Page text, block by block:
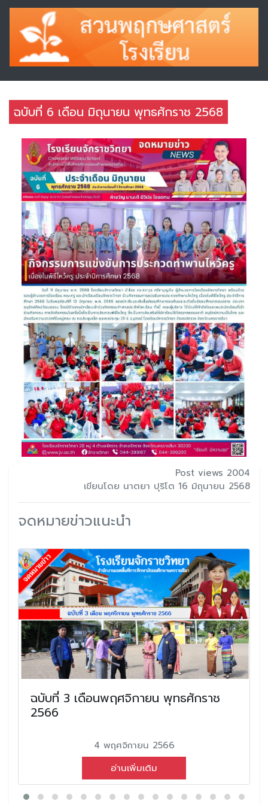
ฉบับที่ 6 เดือน มิถุนายน พุทธศักราช 2568
Post views 2004
เขียนโดย นาตยา ปุริโต 16 มิถุนายน 2568
จดหมายข่าวแนะนำ
ฉบับที่ 3 เดือนพฤศจิกายน พุทธศักราช
2566
4 พฤศจิกายน 2566
อ่านเพิ่มเติม